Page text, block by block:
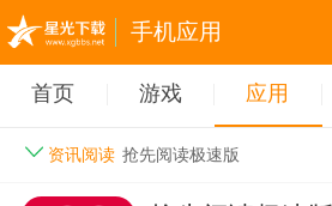
手机应用
首页 游戏 应用
资讯阅读 抢先阅读极速版